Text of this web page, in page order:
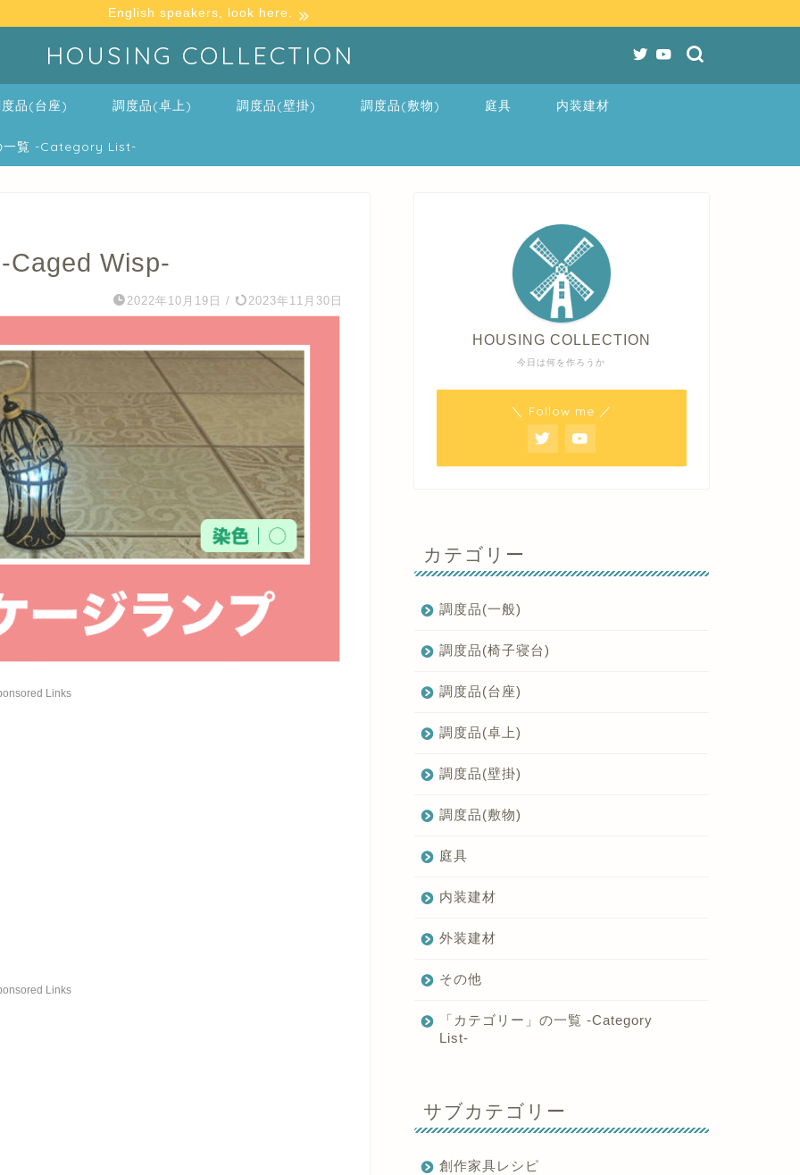
English speakers, look here.
HOUSING COLLECTION
品(台座) 調度品(卓上) 調度品(壁掛) 調度品(敷物) 庭具 内装建材
一覧 -Category List-
Caged Wisp-
2022年10月19日 / 2023年11月30日
Links
Links
今日は何を作ろうか
HOUSING COLLECTION
＼ Follow me ／
カテゴリー
調度品(一般)
調度品(椅子寝台)
調度品(台座)
調度品(卓上)
調度品(壁掛)
調度品(敷物)
庭具
内装建材
外装建材
その他
「カテゴリー」の一覧 -Category
List-
サブカテゴリー
創作家具レシピ